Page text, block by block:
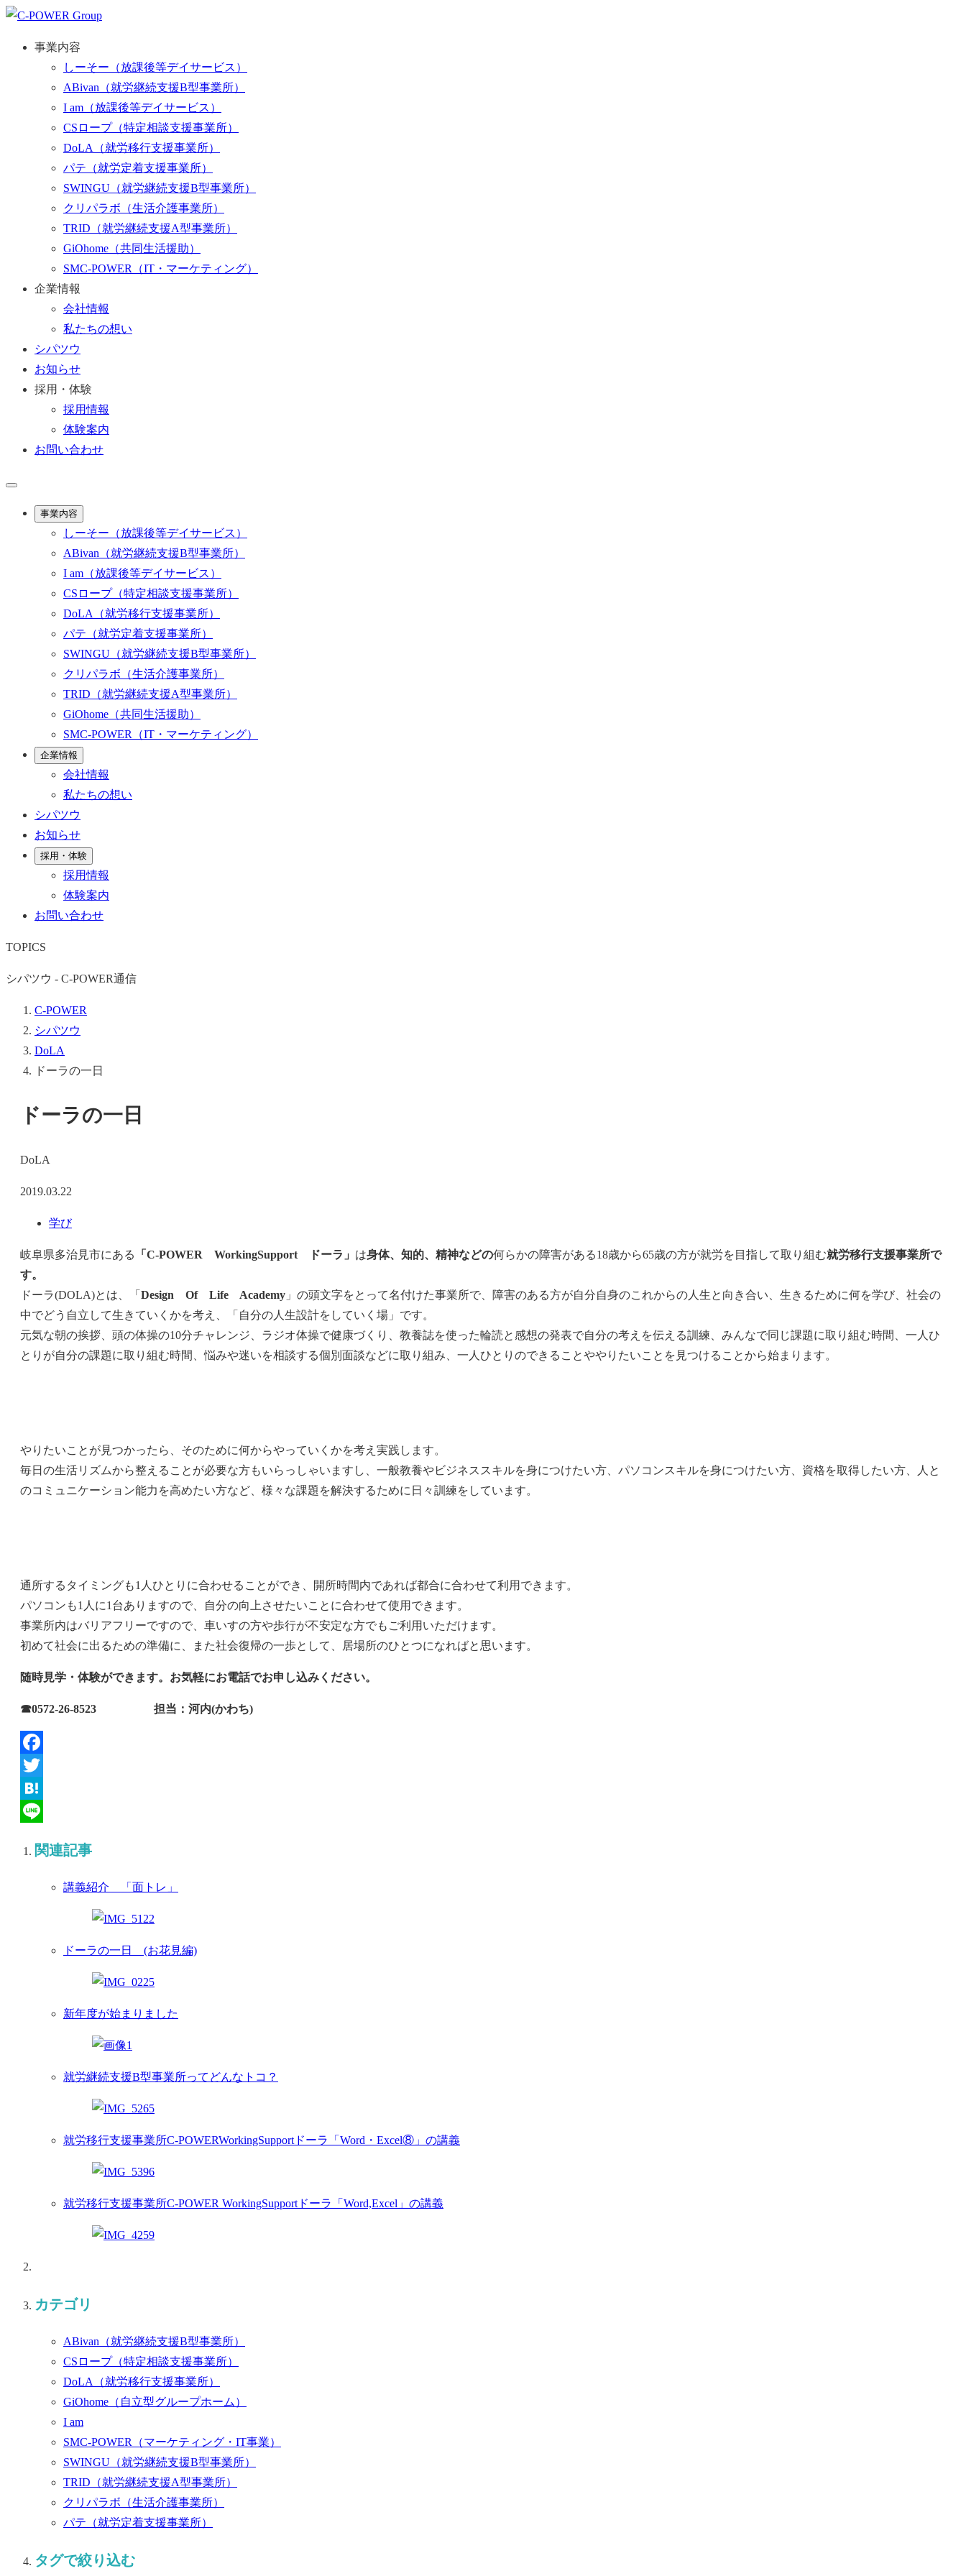
事業内容
しーそー （放課後等デイサービス）
ABivan （就労継続支援B型事業所）
I am （放課後等デイサービス）
CSロープ（特定相談支援事業所）
DoLA
（就労移行支援事業所）
パテ （就労定着支援事業所）
SWINGU （就労継続支援B型事業所）
クリパラボ （生活介護事業所）
TRID （就労継続支援A型事業所）
GiOhome （共同生活援助）
SMC-POWER
（IT・マーケティング）
企業情報
会社情報
私たちの想い
シパツウ
お知らせ
採用・体験
採用情報
体験案内
お問い合わせ
事業内容
しーそー （放課後等デイサービス）
ABivan （就労継続支援B型事業所）
I am （放課後等デイサービス）
CSロープ（特定相談支援事業所）
DoLA
（就労移行支援事業所）
パテ （就労定着支援事業所）
SWINGU （就労継続支援B型事業所）
クリパラボ （生活介護事業所）
TRID （就労継続支援A型事業所）
GiOhome （共同生活援助）
SMC-POWER
（IT・マーケティング）
企業情報
会社情報
私たちの想い
シパツウ
お知らせ
採用・体験
採用情報
体験案内
お問い合わせ
TOPICS
シパツウ - C-POWER通信
C-POWER
シパツウ
DoLA
ドーラの一日
ドーラの一日
DoLA
2019.03.22
学び
岐阜県多治見市にある 「C-POWER WorkingSupport ドーラ」 は身体、知的、精神などの何らかの障害がある18歳から65歳の方が就労を目指して取り組む就労移行支援事業所で
す。
ドーラ(DOLA)とは、「 Design Of Life Academy 」の頭文字をとって名付けた事業所で、障害のある方が自分自身のこれからの人生と向き合い、生きるために何を学び、社会の
中でどう自立して生きていくかを考え、「自分の人生設計をしていく場」です。
元気な朝の挨拶、頭の体操の10分チャレンジ、ラジオ体操で健康づくり、教養誌を使った輪読と感想の発表で自分の考えを伝える訓練、みんなで同じ課題に取り組む時間、一人ひ
とりが自分の課題に取り組む時間、悩みや迷いを相談する個別面談などに取り組み、一人ひとりのできることややりたいことを見つけることから始まります。
やりたいことが見つかったら、そのために何からやっていくかを考え実践します。
毎日の生活リズムから整えることが必要な方もいらっしゃいますし、一般教養やビジネススキルを身につけたい方、パソコンスキルを身につけたい方、資格を取得したい方、人と
のコミュニケーション能力を高めたい方など、様々な課題を解決するために日々訓練をしています。
通所するタイミングも1人ひとりに合わせることができ、開所時間内であれば都合に合わせて利用できます。
パソコンも1人に1台ありますので、自分の向上させたいことに合わせて使用できます。
事業所内はバリアフリーですので、車いすの方や歩行が不安定な方でもご利用いただけます。
初めて社会に出るための準備に、また社会復帰の一歩として、居場所のひとつになればと思います。
随時見学・体験ができます。お気軽にお電話でお申し込みください。
☎0572-26-8523 担当：河内(かわち)
Facebook
Twitter
Hatena
関連記事
講義紹介 「面トレ」
ドーラの一日 (お花見編)
新年度が始まりました
就労継続支援B型事業所ってどんなトコ？
就労移行支援事業所C-POWERWorkingSupportドーラ「Word・Excel⑧」の講義
就労移行支援事業所C-POWER WorkingSupportドーラ「Word,Excel」の講義
カテゴリ
ABivan （就労継続支援B型事業所）
CSロープ （特定相談支援事業所）
DoLA （就労移行支援事業所）
GiOhome （自立型グループホーム）
I am
SMC-POWER （マーケティング・IT事業）
SWINGU （就労継続支援B型事業所）
TRID （就労継続支援A型事業所）
クリパラボ （生活介護事業所）
パテ （就労定着支援事業所）
タグで絞り込む